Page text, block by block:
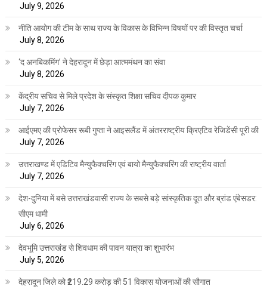
July 9, 2026
नीति आयोग की टीम के साथ राज्य के विकास के विभिन्न विषयों पर की विस्तृत चर्चा
July 8, 2026
‘द अनबिकमिंग’ ने देहरादून में छेड़ा आत्ममंथन का संवा
July 8, 2026
केंद्रीय सचिव से मिले प्रदेश के संस्कृत शिक्षा सचिव दीपक कुमार
July 7, 2026
आईएमए की प्रोफेसर रूबी गुप्ता ने आइसलैंड में अंतरराष्ट्रीय क्रिएटिव रेजिडेंसी पूरी की
July 7, 2026
उत्तराखण्ड में एडिटिव मैन्युफैक्चरिंग एवं बायो मैन्युफैक्चरिंग की राष्ट्रीय वार्ता
July 7, 2026
देश-दुनिया में बसे उत्तराखंडवासी राज्य के सबसे बड़े सांस्कृतिक दूत और ब्रांड एंबेसडर:
सीएम धामी
July 6, 2026
देवभूमि उत्तराखंड से शिवधाम की पावन यात्रा का शुभारंभ
July 5, 2026
देहरादून जिले को ₹219.29 करोड़ की 51 विकास योजनाओं की सौगात